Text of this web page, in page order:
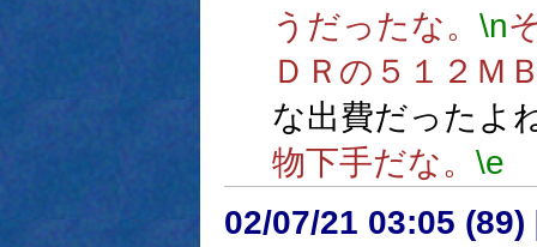
うだったな。 \n
ＤＲの５１２Ｍ
な出費だったよ
物下手だな。 \e
02/07/21 03:05 (89)